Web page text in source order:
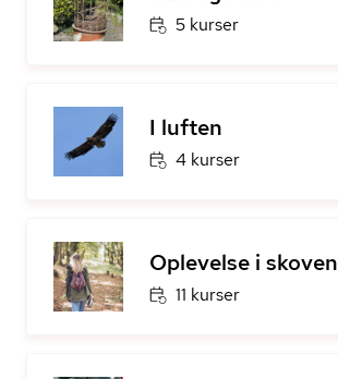
5 kurser
I luften
4 kurser
Oplevelse i skoven
11 kurser